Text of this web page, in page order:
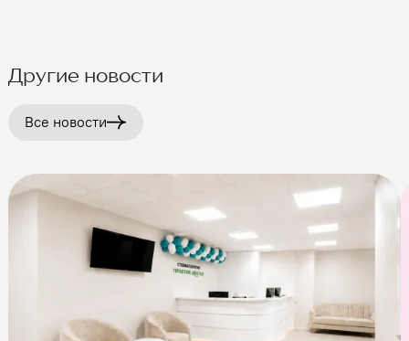
Другие новости
Все новости